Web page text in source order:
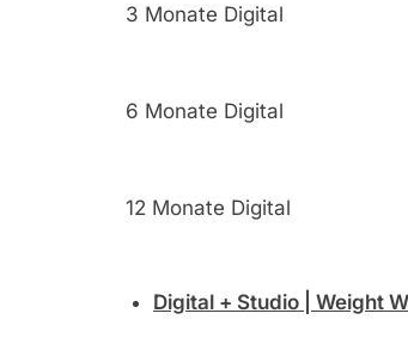
3 Monate Digital
6 Monate Digital
12 Monate Digital
Digital + Studio | Weight